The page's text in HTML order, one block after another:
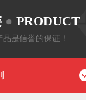
PRODUCT
是信誉的保证！